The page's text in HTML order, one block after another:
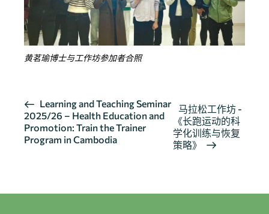
黄茗瑜博士与工作坊参加者合照
活
动
导
Learning and Teaching Seminar
2025/26 – Health Education and
Promotion: Train the Trainer
Program in Cambodia
马拉松工作坊 -
《长跑运动的科
学化训练与恢复
策略》